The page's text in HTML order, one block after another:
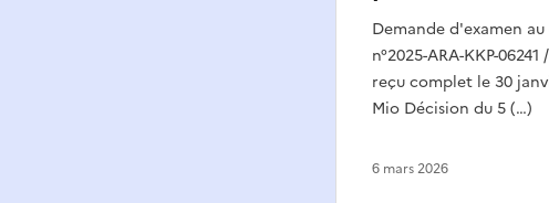
Demande d'examen
n°2025-ARA-KKP-
reçu complet le 30
Mio Décision du 5 (…)
6 mars 2026